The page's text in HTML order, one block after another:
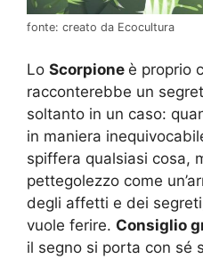
fonte: creato da Ecocultura
Lo Scorpione è proprio
racconterebbe un
soltanto in un caso:
in maniera
spiffera qualsiasi cosa,
pettegolezzo come
degli affetti e dei
vuole ferire. Consiglio
il segno si porta con sé